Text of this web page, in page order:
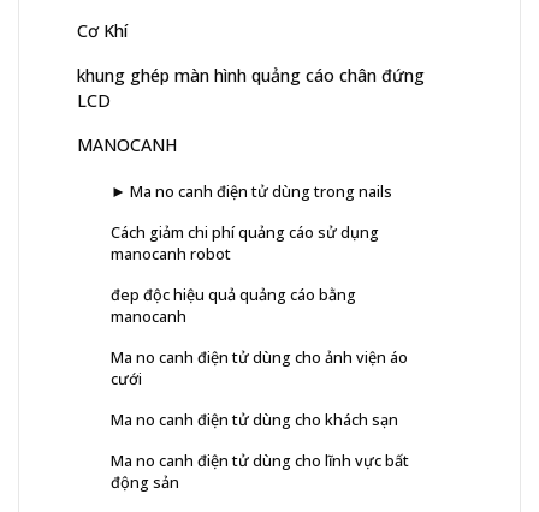
Cơ Khí
khung ghép màn hình quảng cáo chân đứng
LCD
MANOCANH
► Ma no canh điện tử dùng trong nails
Cách giảm chi phí quảng cáo sử dụng
manocanh robot
đep độc hiệu quả quảng cáo bằng
manocanh
Ma no canh điện tử dùng cho ảnh viện áo
cưới
Ma no canh điện tử dùng cho khách sạn
Ma no canh điện tử dùng cho lĩnh vực bất
động sản